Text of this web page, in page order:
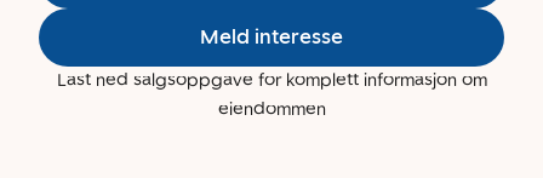
Meld interesse
Last ned salgsoppgave for komplett informasjon om
eiendommen